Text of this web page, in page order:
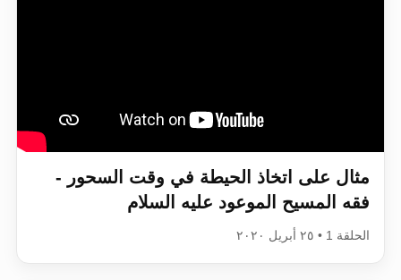
اقرأ هذا الكتاب وتعرّف على حقيقة
مثال على اتخاذ الحيطة في وقت السحور -
فقه المسيح الموعود عليه السلام
الحلقة 1 • ٢٥ أبريل ٢٠٢٠